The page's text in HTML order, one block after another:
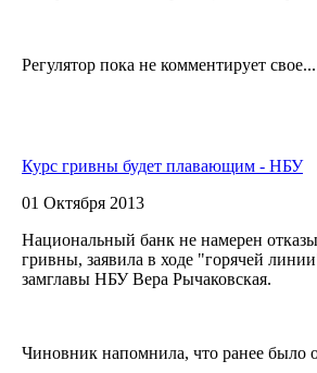
Регулятор пока не комментирует свое...
Курс гривны будет плавающим - НБУ
01 Октября 2013
Национальный банк не намерен
гривны, заявила в ходе "горячей
замглавы НБУ Вера Рычаковская.
Чиновник напомнила, что ранее было